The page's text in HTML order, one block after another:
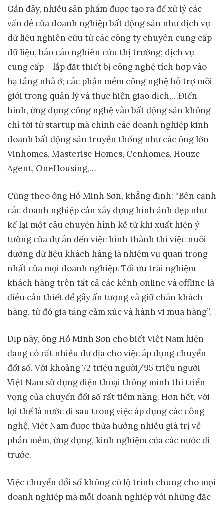
Gần đây, nhiều sản phẩm được tạo ra để xử lý các
vấn đề của doanh nghiệp bất động sản như dịch vụ
dữ liệu nghiên cứu từ các công ty chuyên cung cấp
dữ liệu, báo cáo nghiên cứu thị trường; dịch vụ
cung cấp – lắp đặt thiết bị công nghệ tích hợp vào
hạ tầng nhà ở; các phần mềm công nghệ hỗ trợ môi
giới trong quản lý và thực hiện giao dịch,…Điển
hình, ứng dụng công nghệ vào bất động sản không
chỉ tới từ startup mà chính các doanh nghiệp kinh
doanh bất động sản truyền thống như các ông lớn
Vinhomes, Masterise Homes, Cenhomes, Houze
Agent, OneHousing,…
Cũng theo ông Hồ Minh Sơn, khẳng định: “Bên cạnh
các doanh nghiệp cần xây dựng hình ảnh đẹp như
kể lại một câu chuyện hình kể từ khi xuất hiện ý
tưởng của dự án đến việc hình thành thì việc nuôi
dưỡng dữ liệu khách hàng là nhiệm vụ quan trọng
nhất của mọi doanh nghiệp. Tối ưu trải nghiệm
khách hàng trên tất cả các kênh online và offline là
điều cần thiết để gây ấn tượng và giữ chân khách
hàng, từ đó gia tăng cảm xúc và hành vi mua hàng”.
Dịp này, ông Hồ Minh Sơn cho biết Việt Nam hiện
đang có rất nhiều dư địa cho việc áp dụng chuyển
đổi số. Với khoảng 72 triệu người/95 triệu người
Việt Nam sử dụng điện thoại thông minh thì triển
vọng của chuyển đổi số rất tiềm năng. Hơn hết, với
lợi thế là nước đi sau trong việc áp dụng các công
nghệ, Việt Nam được thừa hưởng nhiều giá trị về
phần mềm, ứng dụng, kinh nghiệm của các nước đi
trước.
Việc chuyển đổi số không có lộ trình chung cho mọi
doanh nghiệp mà mỗi doanh nghiệp với những đặc